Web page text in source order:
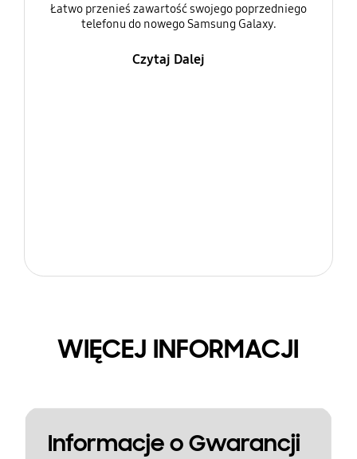
Łatwo przenieś zawartość swojego poprzedniego
telefonu do nowego Samsung Galaxy.
Czytaj Dalej
WIĘCEJ INFORMACJI
Informacje o Gwarancji